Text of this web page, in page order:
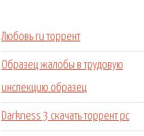
Любовь ru торрент
Образец жалобы в трудовую
инспекцию образец
Darkness 3 скачать торрент pc